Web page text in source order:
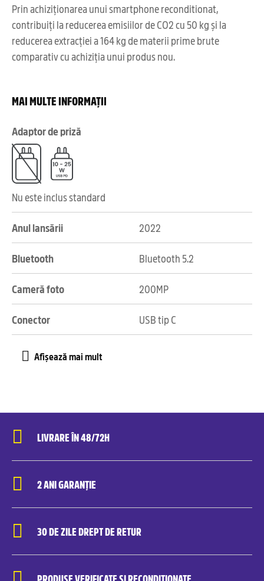
Prin achiziționarea unui smartphone reconditionat,
contribuiți la reducerea emisiilor de CO2 cu 50 kg și la
reducerea extracției a 164 kg de materii prime brute
comparativ cu achiziția unui produs nou.
MAI MULTE INFORMAȚII
Adaptor de priză
Nu este inclus standard
Anul lansării 2022
Bluetooth Bluetooth 5.2
Cameră foto 200MP
Conector USB tip C
LIVRARE ÎN 48/72H
2 ANI GARANȚIE
30 DE ZILE DREPT DE RETUR